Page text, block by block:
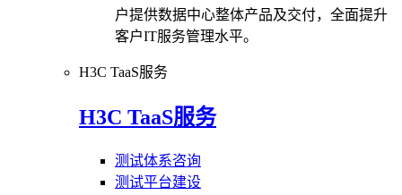
户提供数据中心整体产品及交付，全面提升
客户IT服务管理水平。
H3C TaaS服务
H3C TaaS服务
测试体系咨询
测试平台建设